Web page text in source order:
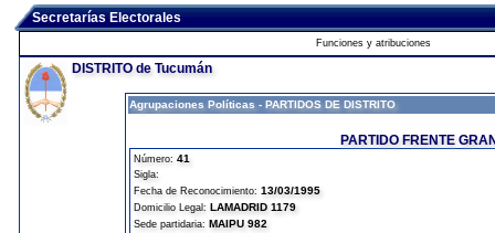
Secretarías Electorales
Funciones y atribuciones
DISTRITO de Tucumán
Agrupaciones Políticas - PARTIDOS DE DISTRITO
PARTIDO FRENTE
Número: 41
Sigla:
Fecha de Reconocimiento: 13/03/1995
Domicilio Legal: LAMADRID 1179
Sede partidaria: MAIPU 982